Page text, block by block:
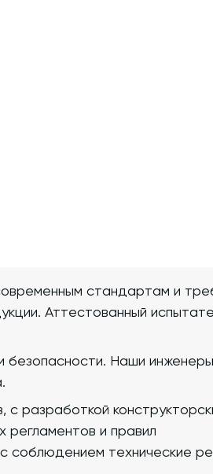
стандартам и
Аттестованный
безопасности. Наши
с разработкой
и правил
соблюдением технические